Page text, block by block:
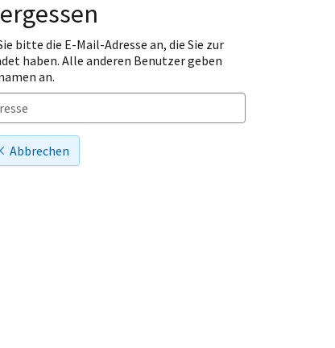
bitte die E-Mail-Adresse an, die Sie zur
haben. Alle anderen Benutzer geben
an.
Abbrechen